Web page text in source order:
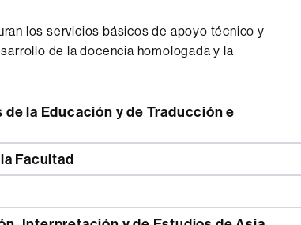
los servicios básicos de apoyo técnico y
de la docencia homologada y la
Facultad